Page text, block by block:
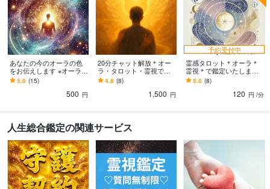
あなたの今のオーラの色
をお伝えします ※オーラ初
めての方※お試しメニュー
です！自分の色を知ろ
5.0 (15)
500 円
20分チャット解放＊オー
ラ・タロット・霊視で視
ます 時間内何度でも質問
OK！気になることにとこ
4.8 (8)
1,500 円
予約受付中
霊感タロット＊オーラ＊
霊視＊で鑑定いたします
見えたものをズバッとお
伝え！見つけた時がタイ
5.0 (8)
120 円 /分
人生総合鑑定の関連サービス